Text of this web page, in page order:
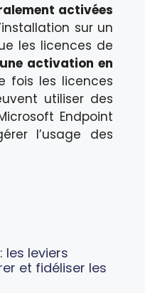
activées
sur un
les licences de
une activation en
fois les licences
utiliser des
Endpoint
l’usage des
les leviers
et fidéliser les